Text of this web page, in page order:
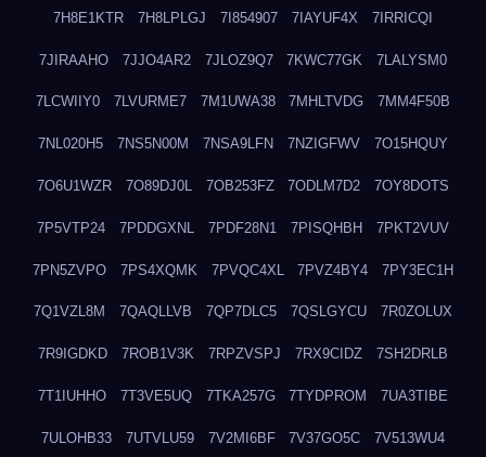
7H8E1KTR 7H8LPLGJ 7I854907 7IAYUF4X 7IRRICQI
7JIRAAHO 7JJO4AR2 7JLOZ9Q7 7KWC77GK 7LALYSM0
7LCWIIY0 7LVURME7 7M1UWA38 7MHLTVDG 7MM4F50B
7NL020H5 7NS5N00M 7NSA9LFN 7NZIGFWV 7O15HQUY
7O6U1WZR 7O89DJ0L 7OB253FZ 7ODLM7D2 7OY8DOTS
7P5VTP24 7PDDGXNL 7PDF28N1 7PISQHBH 7PKT2VUV
7PN5ZVPO 7PS4XQMK 7PVQC4XL 7PVZ4BY4 7PY3EC1H
7Q1VZL8M 7QAQLLVB 7QP7DLC5 7QSLGYCU 7R0ZOLUX
7R9IGDKD 7ROB1V3K 7RPZVSPJ 7RX9CIDZ 7SH2DRLB
7T1IUHHO 7T3VE5UQ 7TKA257G 7TYDPROM 7UA3TIBE
7ULOHB33 7UTVLU59 7V2MI6BF 7V37GO5C 7V513WU4